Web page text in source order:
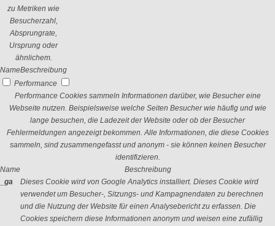
zu Metriken wie
Besucherzahl,
Absprungrate,
Ursprung oder
ähnlichem.
NameBeschreibung
Performance
Performance Cookies sammeln Informationen darüber, wie Besucher eine
Webseite nutzen. Beispielsweise welche Seiten Besucher wie häufig und wie
lange besuchen, die Ladezeit der Website oder ob der Besucher
Fehlermeldungen angezeigt bekommen. Alle Informationen, die diese Cookies
sammeln, sind zusammengefasst und anonym - sie können keinen Besucher
identifizieren.
Name
Beschreibung
_ga
Dieses Cookie wird von Google Analytics installiert. Dieses Cookie wird
verwendet um Besucher-, Sitzungs- und Kampagnendaten zu berechnen
und die Nutzung der Website für einen Analysebericht zu erfassen. Die
Cookies speichern diese Informationen anonym und weisen eine zufällig